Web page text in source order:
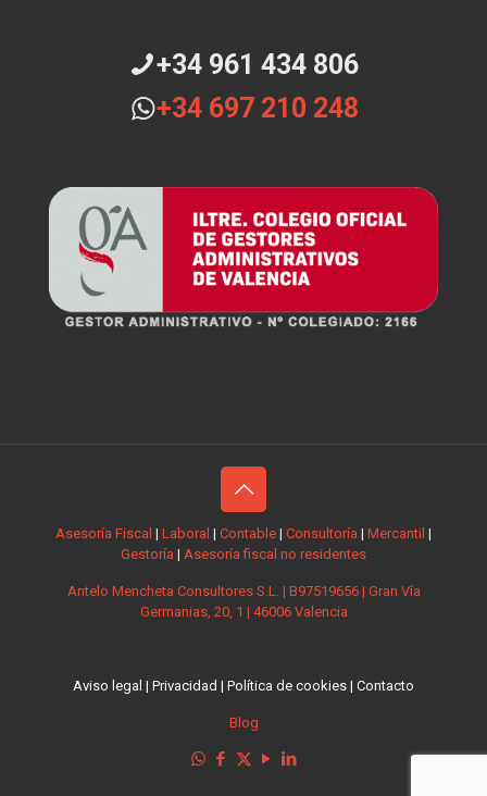
+34 961 434 806
+34 697 210 248
Asesoría Fiscal | Laboral | Contable | Consultoría | Mercantil |
Gestoría | Asesoría fiscal no residentes
Antelo Mencheta Consultores S.L. | B97519656 | Gran Vía
Germanias, 20, 1 | 46006 Valencia
Aviso legal | Privacidad | Política de cookies | Contacto
Blog